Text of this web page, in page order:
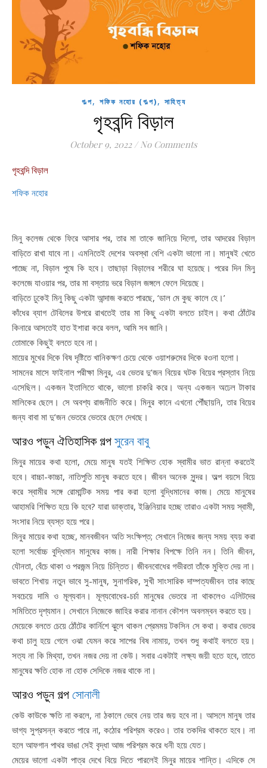
গল্প, শফিক নহোর (গল্প), সাহিত্য
গৃহবন্দি বিড়াল
October 9, 2022 / No Comments
গৃহবন্দি বিড়াল
শফিক নহোর
মিনু কলেজ থেকে ফিরে আসার পর, তার মা তাকে জানিয়ে দিলো, তার আদরের বিড়াল
বাড়িতে রাখা যাবে না। এমনিতেই দেশের অবস্থা বেশি একটা ভালো না। মানুষই খেতে
পাচ্ছে না, বিড়াল পুষে কি হবে। তাছাড়া বিড়ালের শরীরে ঘা হয়েছে। পরের দিন মিনু
কলেজে যাওয়ার পর, তার মা বস্তায় ভরে বিড়াল জঙ্গলে ফেলে দিয়েছে।
বাড়িতে ঢুকেই মিনু কিছু একটা আন্দাজ করতে পারছে, ‘ডাল মে কুছ কালে হে।’
কাঁধের ব্যাগ টেবিলের উপরে রাখতেই তার মা কিছু একটা বলতে চাইল। কথা ঠোঁটের
কিনারে আসতেই হাত ইশারা করে বলল, আমি সব জানি।
তোমাকে কিছুই বলতে হবে না।
মায়ের মুখের দিকে বিষ দৃষ্টিতে খানিকক্ষণ চেয়ে থেকে ওয়াশরুমের দিকে রওনা হলো।
সামনের মাসে ফাইনাল পরীক্ষা মিনুর, এর ভেতর দু’জন বিয়ের ঘটক বিয়ের প্রস্তাব নিয়ে
এসেছিল। একজন ইতালিতে থাকে, ভালো চাকরি করে। অন্য একজন অঢেল টাকার
মালিকের ছেলে। সে অবশ্য রাজনীতি করে। মিনুর কানে এখনো পৌঁছায়নি, তার বিয়ের
জন্য বাবা মা দু’জন ভেতরে ভেতরে ছেলে দেখছে।
আরও পড়ুন ঐতিহাসিক গল্পসুরেন বাবু
মিনুর মায়ের কথা হলো, মেয়ে মানুষ যতই শিক্ষিত হোক স্বামীর ভাত রান্না করতেই
হবে। বাচ্চা-কাচ্চা, নাতিপুতি মানুষ করতে হবে। জীবন অনেক সুন্দর। অল্প বয়সে বিয়ে
করে স্বামীর সঙ্গে রোমান্টিক সময় পার করা হলো বুদ্ধিমানের কাজ। মেয়ে মানুষের
আহামরি শিক্ষিত হয়ে কি হবে? যারা ডাক্তার, ইঞ্জিনিয়ার হচ্ছে তারাও একটা সময় স্বামী,
সংসার নিয়ে ব্যস্ত হয়ে পরে।
মিনুর মায়ের কথা হচ্ছে, মানবজীবন অতি সংক্ষিপ্ত; সেখানে নিজের জন্য সময় ব্যয় করা
হলো সর্বোচ্চ বুদ্ধিমান মানুষের কাজ। নারী শিক্ষার বিপক্ষে তিনি নন। তিনি জীবন,
যৌনতা, বেঁচে থাকা ও পরজন্ম নিয়ে চিন্তিত। জীবনবোধের গভীরতা তাঁকে মুক্তি দেয় না।
ভাবতে শিখায় নতুন ভাবে সু-মানুষ, সুনাগরিক, সুখী সাংসারিক দাম্পত্যজীবন তার কাছে
সবচেয়ে দামি ও মূল্যবান। মূল্যবোধের-চর্চা মানুষের ভেতরে না থাকলেও এলিটদের
সমিতিতে দৃশ্যমান। সেখানে নিজেকে জাহির করার নানান কৌশল অবলম্বন করতে হয়।
মেয়েকে বলতে চেয়ে ঠোঁটের কার্নিশে ঝুলে থাকল প্রেমময় টকসিন সে কথা। কথার ভেতর
কথা চালু হয়ে গেলে ওঝা যেমন করে সাপের বিষ নামায়, তখন শুধু কথাই বলতে হয়।
সত্য না কি মিথ্যা, তখন নজর দেয় না কেউ। সবার একটাই লক্ষ্য জয়ী হতে হবে, তাতে
মানুষের ক্ষতি হোক না হোক সেদিকে নজর থাকে না।
আরও পড়ুন গল্পসোনালী
কেউ কাউকে ক্ষতি না করলে, না ঠকালে ভেবে নেয় তার জয় হবে না। আসলে মানুষ তার
ভাগ্য সুপ্রসন্ন করতে পারে না, কঠোর পরিশ্রম করেও। তার তকদির থাকতে হবে। না
হলে আফগান পাথর ভাঙা সেই বৃদ্ধা আজ পরিশ্রম করে ধনী হয়ে যেত।
মেয়ের ভালো একটা পাত্র দেখে বিয়ে দিতে পারলেই মিনুর মায়ের শান্তি। এদিকে সে